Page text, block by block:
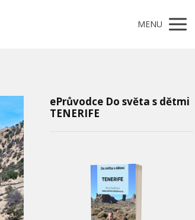
MENU
ePrůvodce Do světa s dětmi
TENERIFE